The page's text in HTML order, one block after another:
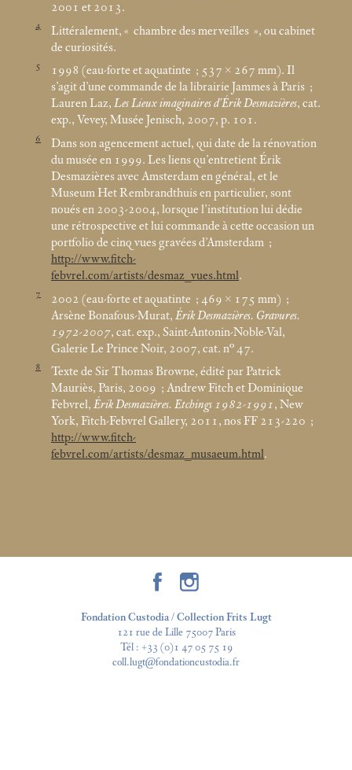
2001 et 2013.
4 Littéralement, « chambre des merveilles », ou cabinet
de curiosités.
5 1998 (eau-forte et aquatinte ; 537 × 267 mm). Il
s’agit d’une commande de la librairie Jammes à Paris ;
Lauren Laz, Les Lieux imaginaires d’Érik Desmazières, cat.
exp., Vevey, Musée Jenisch, 2007, p. 101.
6
Dans son agencement actuel, qui date de la rénovation
du musée en 1999. Les liens qu’entretient Érik
Desmazières avec Amsterdam en général, et le
Museum Het Rembrandthuis en particulier, sont
noués en 2003-2004, lorsque l’institution lui dédie
une rétrospective et lui commande à cette occasion un
portfolio de cinq vues gravées d’Amsterdam ;
http://www.fitch-
febvrel.com/artists/desmaz_vues.html.
7 2002 (eau-forte et aquatinte ; 469 × 175 mm) ;
Arsène Bonafous-Murat, Érik Desmazières. Gravures.
1972-2007, cat. exp., Saint-Antonin-Noble-Val,
Galerie Le Prince Noir, 2007, cat. n° 47.
8
Texte de Sir Thomas Browne, édité par Patrick
Mauriès, Paris, 2009 ; Andrew Fitch et Dominique
Febvrel, Érik Desmazières. Etchings 1982-1991, New
York, Fitch-Febvrel Gallery, 2011, nos FF 213-220 ;
http://www.fitch-
febvrel.com/artists/desmaz_musaeum.html.
Fondation Custodia / Collection Frits Lugt
121 rue de Lille 75007 Paris
Tél : +33 (0)1 47 05 75 19
coll.lugt@fondationcustodia.fr